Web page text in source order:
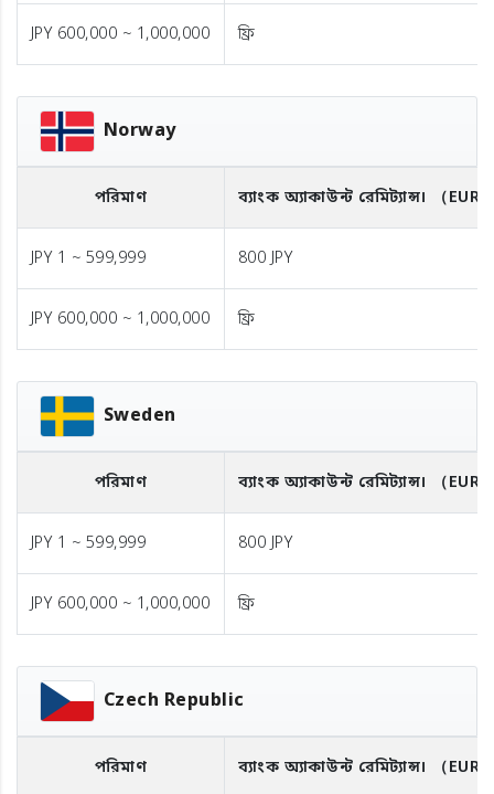
JPY 600,000 ~ 1,000,000 ফ্রি
Norway
পরিমাণ ব্যাংক অ্যাকাউন্ট রেমিট্যান্স। （EUR
JPY 1 ~ 599,999 800 JPY
JPY 600,000 ~ 1,000,000 ফ্রি
Sweden
পরিমাণ ব্যাংক অ্যাকাউন্ট রেমিট্যান্স। （EUR
JPY 1 ~ 599,999 800 JPY
JPY 600,000 ~ 1,000,000 ফ্রি
Czech Republic
পরিমাণ ব্যাংক অ্যাকাউন্ট রেমিট্যান্স। （EUR